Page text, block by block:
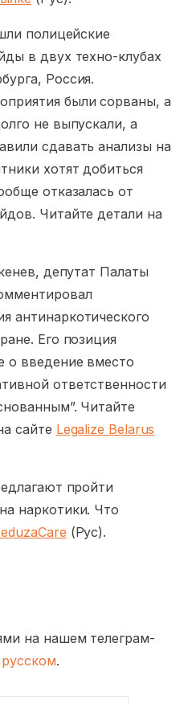
полицейские
в двух техно-клубах
Россия.
были сорваны, а
не выпускали, а
сдавать анализы на
хотят добиться
отказалась от
Читайте детали на
депутат Палаты
антинаркотического
Его позиция
о введение вместо
ответственности
Читайте
сайте Legalize Belarus
пройти
наркотики. Что
(Рус).
на нашем телеграм-
.